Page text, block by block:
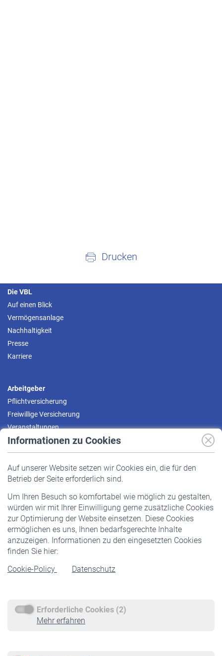
Informationen zu Cookies
Auf unserer Website setzen wir Cookies ein, die für den
Betrieb der Seite erforderlich sind.
Um Ihren Besuch so komfortabel wie möglich zu gestalten,
würden wir mit Ihrer Einwilligung gerne zusätzliche Cookies
zur Optimierung der Website einsetzen. Diese Cookies
ermöglichen es uns, Ihnen bedarfsgerechte Inhalte
anzuzeigen. Informationen zu den eingesetzten Cookies
finden Sie hier:
Cookie-Policy
Datenschutz
Erforderliche Cookies (2)
Mehr erfahren
Drucken
Die VBL
Auf einen Blick
Vermögensanlage
Nachhaltigkeit
Presse
Karriere
Arbeitgeber
Pflichtversicherung
Freiwillige Versicherung
Veranstaltungen
Pflichtversicherung
Staatliche Förderung
Veranstaltungen
Rentner
Rentenbeginn
Rente beantragen
Service
Informationen